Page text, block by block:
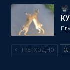
ПРЕТХОДНО